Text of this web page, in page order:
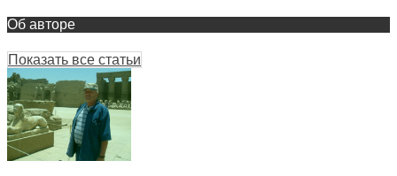
Об авторе
Показать все статьи